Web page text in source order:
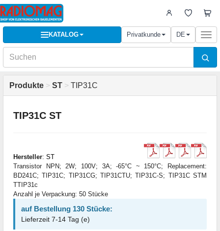
KATALOG Privatkunde DE
Produkte > ST > TIP31C
TIP31C ST
Hersteller: ST
Transistor NPN; 2W; 100V; 3A; -65°C ~ 150°C; Replacement:
BD241C; TIP31C; TIP31CG; TIP31CTU; TIP31C-S; TIP31C STM
TTIP31c
Anzahl je Verpackung: 50 Stücke
auf Bestellung 130 Stücke:
Lieferzeit 7-14 Tag (e)